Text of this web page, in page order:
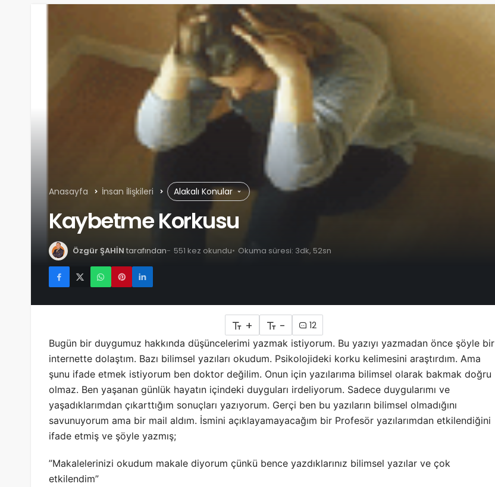
Anasayfa İnsan İlişkileri Alakalı Konular
Kaybetme Korkusu
Özgür ŞAHİN tarafından 551 kez okundu Okuma süresi: 3dk, 52sn
+ -
12
Bugün bir duygumuz hakkında düşüncelerimi yazmak istiyorum. Bu yazıyı yazmadan önce şöyle bir
internette dolaştım. Bazı bilimsel yazıları okudum. Psikolojideki korku kelimesini araştırdım. Ama
şunu ifade etmek istiyorum ben doktor değilim. Onun için yazılarıma bilimsel olarak bakmak doğru
olmaz. Ben yaşanan günlük hayatın içindeki duyguları irdeliyorum. Sadece duygularımı ve
yaşadıklarımdan çıkarttığım sonuçları yazıyorum. Gerçi ben bu yazıların bilimsel olmadığını
savunuyorum ama bir mail aldım. İsmini açıklayamayacağım bir Profesör yazılarımdan etkilendiğini
ifade etmiş ve şöyle yazmış;
”Makalelerinizi okudum makale diyorum çünkü bence yazdıklarınız bilimsel yazılar ve çok
etkilendim”